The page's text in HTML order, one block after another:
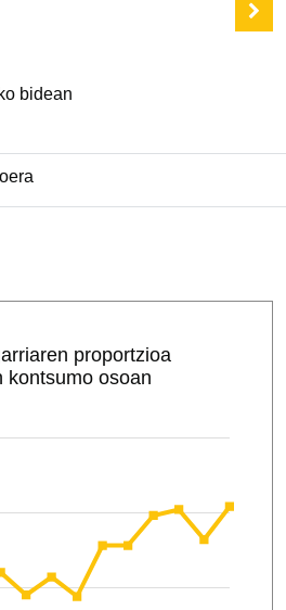
bidean
proportzioa
kontsumo osoan